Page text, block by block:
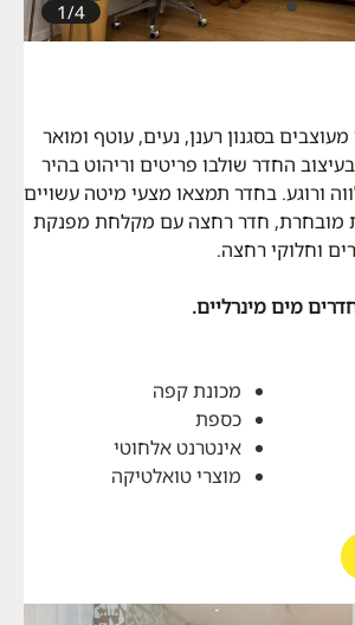
1/4
מעוצבים בסגנון רענן, נעים, עוטף ומואר
החדר שולבו פריטים וריהוט בהיר
ורוגע. בחדר תמצאו מצעי מיטה עשויים
מובחרת, חדר רחצה עם מקלחת מפנקת
וחלוקי רחצה.
מים מינרליים.
מכונת קפה
כספת
אינטרנט אלחוטי
מוצרי טואלטיקה